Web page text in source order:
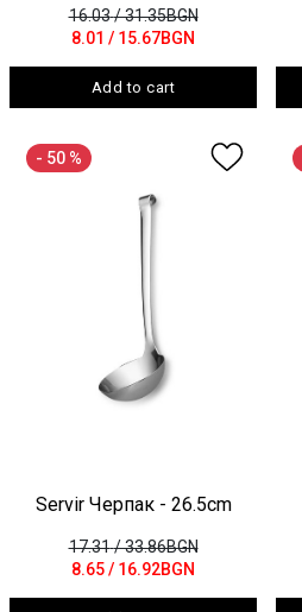
16.03/ 31.35BGN
8.01 / 15.67BGN
Add to cart
- 50 %
Servir Черпак - 26.5cm
17.31/ 33.86BGN
8.65/ 16.92BGN